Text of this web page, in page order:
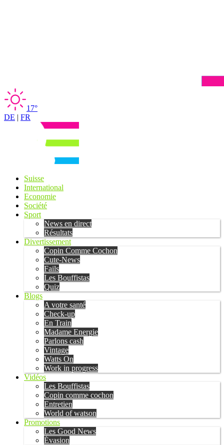
17°
DE | FR
Suisse
International
Economie
Société
Sport
News en direct
Résultats
Divertissement
Copin Comme Cochon
Cute-News
Fails
Les Bouffistas
Quiz
Blogs
A votre santé
Check-up
En Train
Madame Energie
Parlons cash
Vintage
Watts On
Work in progress
Vidéos
Les Bouffistas
Copin comme cochon
Entretien
World of watson
Promotions
Les Good News
Évasion